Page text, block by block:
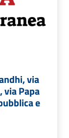
via
Papa
e